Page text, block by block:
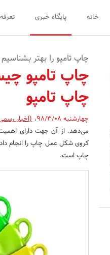
خانه پایگاه خبری
چاپ تامپو را بهتر بشناسیم
چاپ تامپو
چاپ تامپو
چهارشنبه 98/3/08 ،(اخبار
می‌دهد. از آن جهت دارای
کروی شکل عمل چاپ را انجام
چاپ است.